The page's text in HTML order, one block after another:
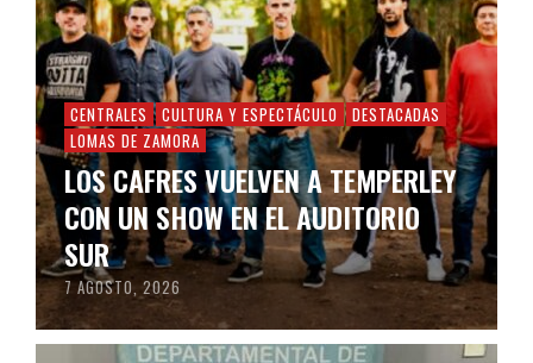
CENTRALES CULTURA Y ESPECTÁCULO
DESTACADAS
LOMAS DE ZAMORA
LOS CAFRES VUELVEN A TEMPERLEY
CON UN SHOW EN EL AUDITORIO
SUR
7 AGOSTO, 2026